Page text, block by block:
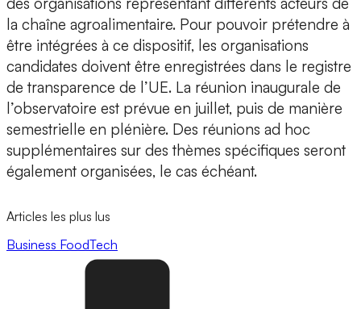
la chaîne agroalimentaire. Pour pouvoir prétendre à
être intégrées à ce dispositif, les organisations
candidates doivent être enregistrées dans le registre
de transparence de l’UE. La réunion inaugurale de
l’observatoire est prévue en juillet, puis de manière
semestrielle en plénière. Des réunions ad hoc
supplémentaires sur des thèmes spécifiques seront
également organisées, le cas échéant.
Articles les plus lus
Business FoodTech